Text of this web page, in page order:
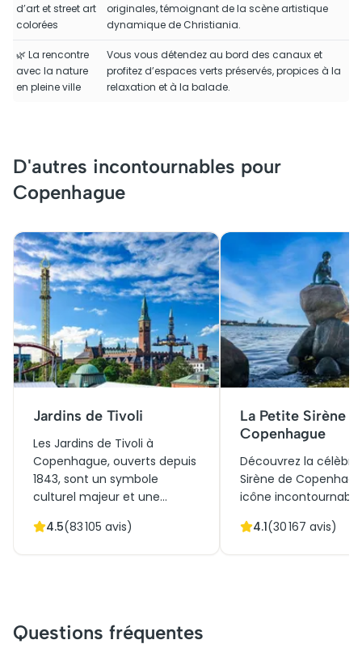
d’art et street art
colorées
originales, témoignant de la scène artistique
dynamique de Christiania.
🌿 La rencontre
avec la nature
en pleine ville
Vous vous détendez au bord des canaux et
profitez d’espaces verts préservés, propices à la
relaxation et à la balade.
D'autres incontournables pour
Copenhague
Jardins de Tivoli
Les Jardins de Tivoli à
Copenhague, ouverts depuis
1843, sont un symbole
culturel majeur et une
architecturale. Initialement
incontournable. Leur
mélange unique de
4.5(83 105 avis)
La Petite Sirène
Copenhague
Découvrez la
Sirène de
icône incontournable
Inspirée du conte
4.1(30 167 avis)
Questions fréquentes